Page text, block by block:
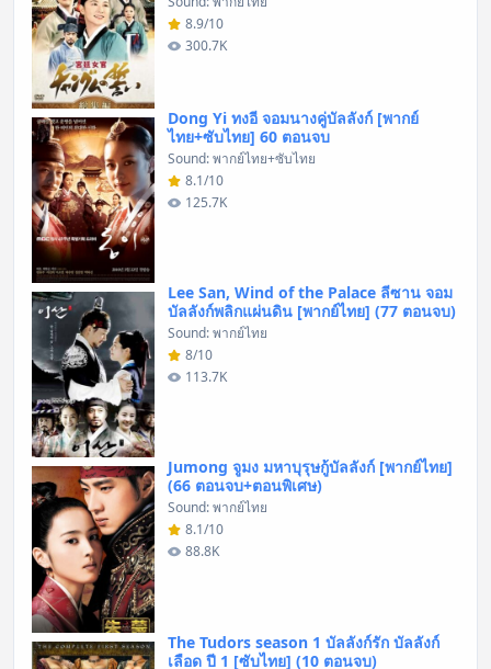
8.9/10
300.7K
Dong Yi ทงอี จอมนางคู่บัลลังก์ [พากย์
ไทย+ซับไทย] 60 ตอนจบ
Sound: พากย์ไทย+ซับไทย
8.1/10
125.7K
Lee San, Wind of the Palace ลีซาน จอม
บัลลังก์พลิกแผ่นดิน [พากย์ไทย] (77 ตอนจบ)
Sound: พากย์ไทย
8/10
113.7K
Jumong จูมง มหาบุรุษกู้บัลลังก์ [พากย์ไทย]
(66 ตอนจบ+ตอนพิเศษ)
Sound: พากย์ไทย
8.1/10
88.8K
The Tudors season 1 บัลลังก์รัก บัลลังก์
เลือด ปี 1 [ซับไทย] (10 ตอนจบ)